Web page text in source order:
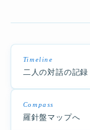
Timeline
二人の対話の記録
Compass
羅針盤マップへ